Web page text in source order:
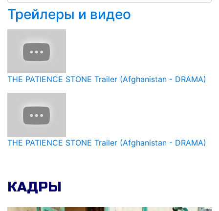
— магическим камнем, который, согласно
персидской мифологии, будучи
ее от несчастий, страдания, боли и
Трейлеры и видео
THE PATIENCE STONE Trailer (Afghanistan - DRAMA)
THE PATIENCE STONE Trailer (Afghanistan - DRAMA)
КАДРЫ